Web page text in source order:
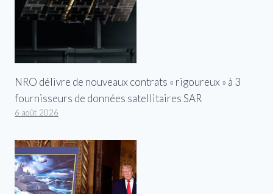
NRO délivre de nouveaux contrats « rigoureux » à 3
fournisseurs de données satellitaires SAR
6 août 2026